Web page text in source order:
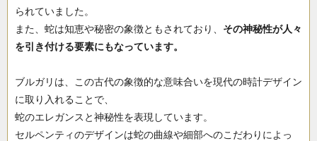
られていました。
また、蛇は知恵や秘密の象徴ともされており、 その神秘性が人々
を引き付ける要素にもなっています。
ブルガリは、この古代の象徴的な意味合いを現代の時計デザイン
に取り入れることで、
蛇のエレガンスと神秘性を表現しています。
セルペンティのデザインは蛇の曲線や細部へのこだわりによっ